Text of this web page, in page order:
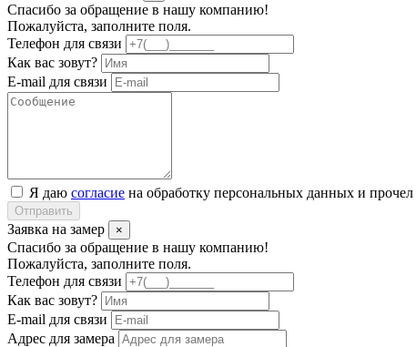
Спасибо за обращение в нашу компанию!
Пожалуйста, заполните поля.
Телефон для связи
Как вас зовут?
E-mail для связи
Я даю согласие на обработку персональных данных и прочел
Отправить
Заявка на замер ×
Спасибо за обращение в нашу компанию!
Пожалуйста, заполните поля.
Телефон для связи
Как вас зовут?
E-mail для связи
Адрес для замера